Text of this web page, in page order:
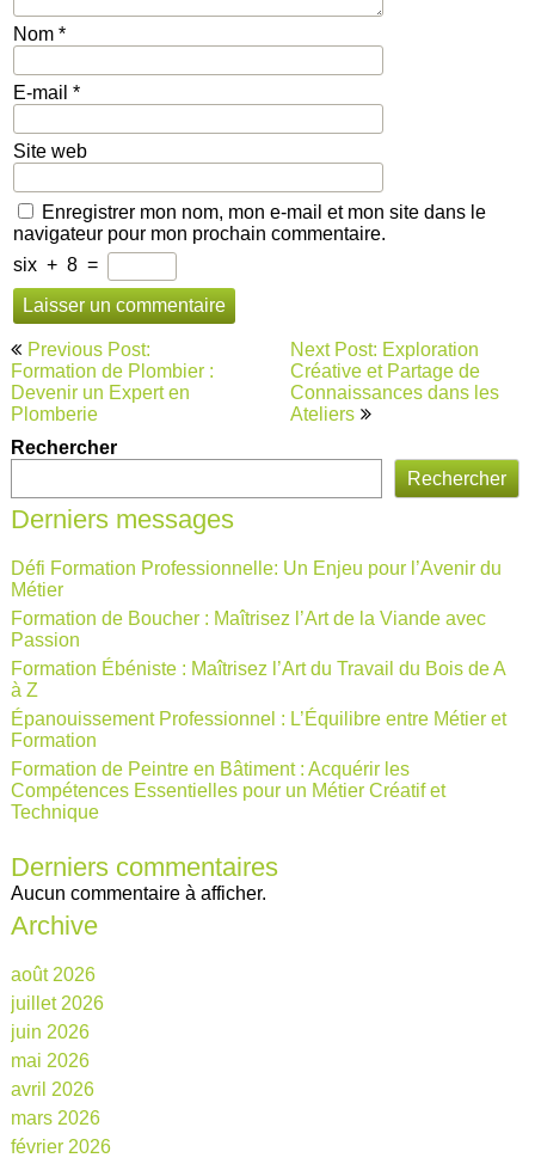
Nom *
E-mail *
Site web
Enregistrer mon nom, mon e-mail et mon site dans le
navigateur pour mon prochain commentaire.
six + 8 =
Navigation
de
l’article
Previous Post:
Formation de Plombier :
Devenir un Expert en
Plomberie
Next Post: Exploration
Créative et Partage de
Connaissances dans les
Ateliers
Rechercher
Rechercher
Derniers messages
Défi Formation Professionnelle: Un Enjeu pour l’Avenir du
Métier
Formation de Boucher : Maîtrisez l’Art de la Viande avec
Passion
Formation Ébéniste : Maîtrisez l’Art du Travail du Bois de A
à Z
Épanouissement Professionnel : L’Équilibre entre Métier et
Formation
Formation de Peintre en Bâtiment : Acquérir les
Compétences Essentielles pour un Métier Créatif et
Technique
Derniers commentaires
Aucun commentaire à afficher.
Archive
août 2026
juillet 2026
juin 2026
mai 2026
avril 2026
mars 2026
février 2026